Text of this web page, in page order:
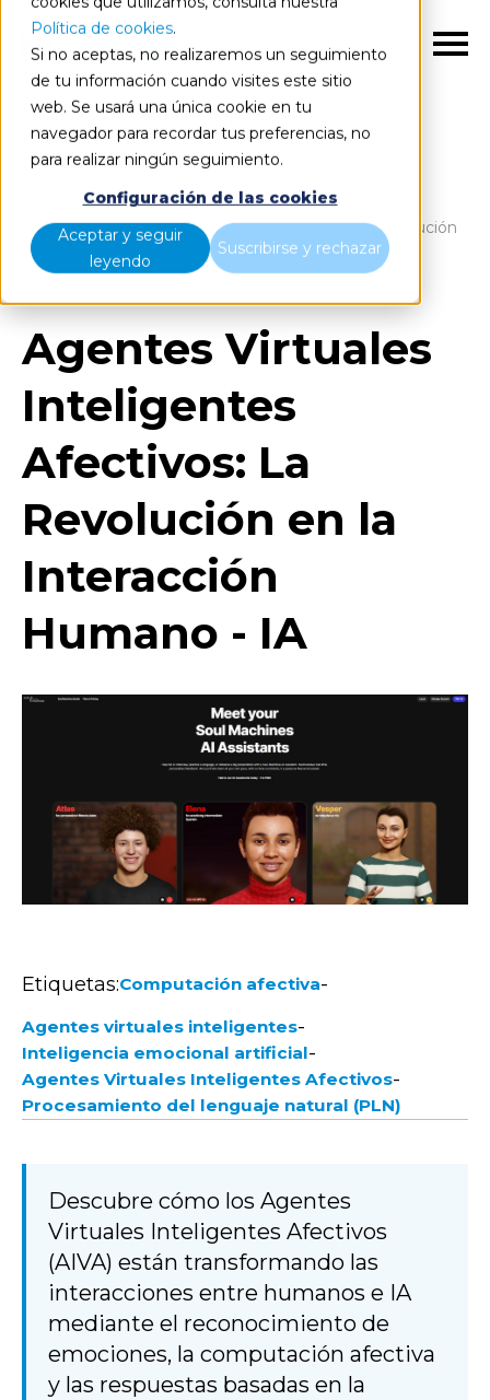
Política de cookies.
Si no aceptas, no realizaremos un seguimiento
de tu información cuando visites este sitio
web. Se usará una única cookie en tu
navegador para recordar tus preferencias, no
para realizar ningún seguimiento.
Configuración de las cookies
Aceptar y seguir
leyendo
Suscribirse y rechazar
ES
Agentes Virtuales Inteligentes Afectivos: La Revolución
en la Interacción Humano - IA
Agentes Virtuales
Inteligentes
Afectivos: La
Revolución en la
Interacción
Humano - IA
Etiquetas:Computación afectiva-
Agentes virtuales inteligentes-
Inteligencia emocional artificial-
Agentes Virtuales Inteligentes Afectivos-
Procesamiento del lenguaje natural (PLN)
Descubre cómo los Agentes
Virtuales Inteligentes Afectivos
(AIVA) están transformando las
interacciones entre humanos e IA
mediante el reconocimiento de
emociones, la computación afectiva
y las respuestas basadas en la